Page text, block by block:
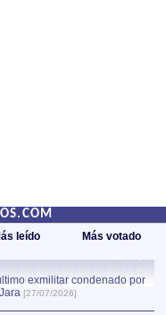
leído Más votado
exmilitar condenado por
[27/07/2026]